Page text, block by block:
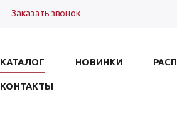
Заказать звонок
КАТАЛОГ НОВИНКИ
КОНТАКТЫ